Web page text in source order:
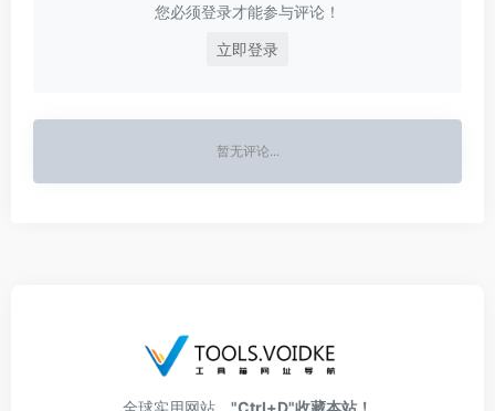
您必须登录才能参与评论！
立即登录
暂无评论...
全球实用网站， "Ctrl+D"收藏本站！